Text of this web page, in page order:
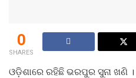
0
SHARES
ଓଡ଼ିଶାରେ ରହିଛି ଭରପୁର ସୁନା ଖଣି